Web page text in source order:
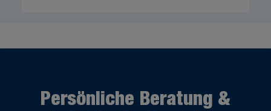
Persönliche Beratung &